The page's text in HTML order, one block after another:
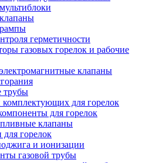
герметичности
газовых горелок и рабочие
клапаны
трубы
комплектующих для горелок
для горелок
клапаны
для горелок
и ионизации
газовой трубы